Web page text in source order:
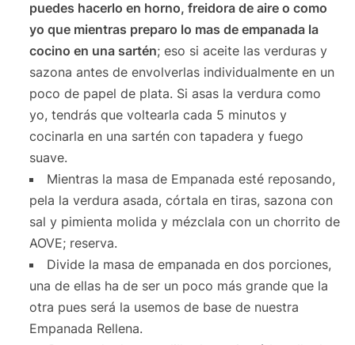
puedes hacerlo en horno, freidora de aire o como
yo que mientras preparo lo mas de empanada la
cocino en una sartén; eso si aceite las verduras y
sazona antes de envolverlas individualmente en un
poco de papel de plata. Si asas la verdura como
yo, tendrás que voltearla cada 5 minutos y
cocinarla en una sartén con tapadera y fuego
suave.
Mientras la masa de Empanada esté reposando,
pela la verdura asada, córtala en tiras, sazona con
sal y pimienta molida y mézclala con un chorrito de
AOVE; reserva.
Divide la masa de empanada en dos porciones,
una de ellas ha de ser un poco más grande que la
otra pues será la usemos de base de nuestra
Empanada Rellena.